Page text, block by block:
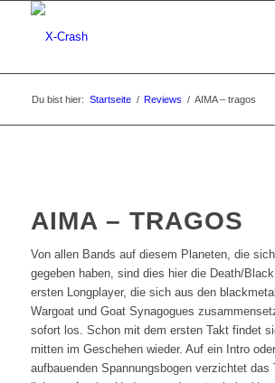
Du bist hier: Startseite / Reviews / AIMA – tragos
AIMA – TRAGOS
Von allen Bands auf diesem Planeten, die
gegeben haben, sind dies hier die Death/
ersten Longplayer, die sich aus den
Wargoat und Goat Synagogues
sofort los. Schon mit dem ersten Takt findet
mitten im Geschehen wieder. Auf ein Intro
aufbauenden Spannungsbogen verzichtet das